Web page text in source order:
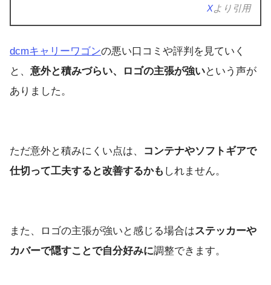
Xより引用
dcmキャリーワゴンの悪い口コミや評判を見ていく
と、 意外と積みづらい、ロゴの主張が強いという声が
ありました。
ただ意外と積みにくい点は、
コンテナやソフトギアで
仕切って工夫すると改善するかも しれません。
また、ロゴの主張が強いと感じる場合はステッカーや
カバーで隠すことで自分好みに調整できます。